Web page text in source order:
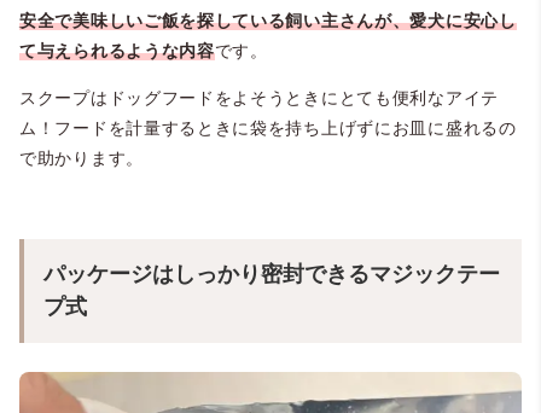
安全で美味しいご飯を探している飼い主さんが、愛犬に安心し
て与えられるような内容です。
スクープはドッグフードをよそうときにとても便利なアイテ
ム！フードを計量するときに袋を持ち上げずにお皿に盛れるの
で助かります。
パッケージはしっかり密封できるマジックテー
プ式